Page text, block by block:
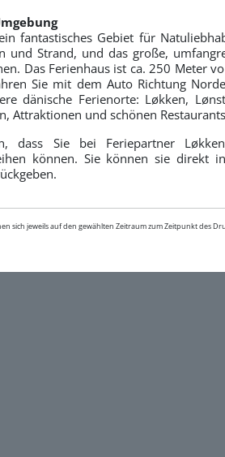
fantastisches Gebiet für
und Strand, und das große,
Das Ferienhaus ist ca. 250 Meter
Sie mit dem Auto Richtung
dänische Ferienorte: Løkken,
Attraktionen und schönen
dass Sie bei Feriepartner
können. Sie können sie direkt
sich jeweils auf den gewählten Zeitraum zum Zeitpunkt des